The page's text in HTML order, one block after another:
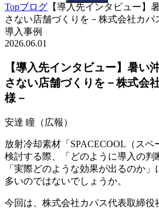
Topブログ 【導入先インタビュー】
さない店舗づくりを－株式会社カパ
導入事例
2026.06.01
【導入先インタビュー】暑い
さない店舗づくりを－株式会
様－
安達 瞳（広報）
放射冷却素材「SPACECOOL（ス
検討する際、「どのように導入の判
「実際どのような効果が出るのか
多いのではないでしょうか。
今回は、株式会社カパス代表取締役